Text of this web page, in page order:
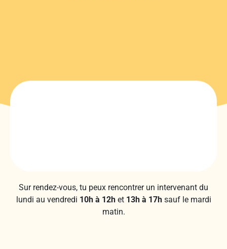
Sur rendez-vous, tu peux rencontrer un intervenant du
lundi au vendredi 10h à 12het 13h à 17hsauf le mardi
matin.